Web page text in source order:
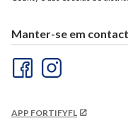
Manter-se em
APP FORTIFYFL